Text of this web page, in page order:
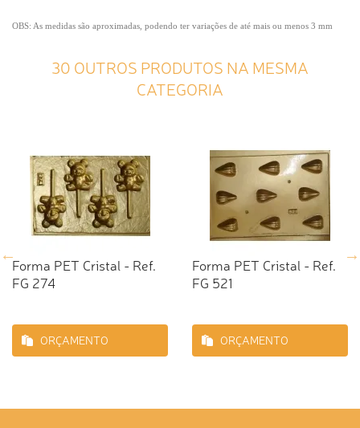
OBS: As medidas são aproximadas, podendo ter variações de até mais ou menos 3 mm
30 OUTROS PRODUTOS NA MESMA
CATEGORIA
Forma PET Cristal - Ref.
FG 274
ORÇAMENTO
Forma PET Cristal - Ref.
FG 521
ORÇAMENTO